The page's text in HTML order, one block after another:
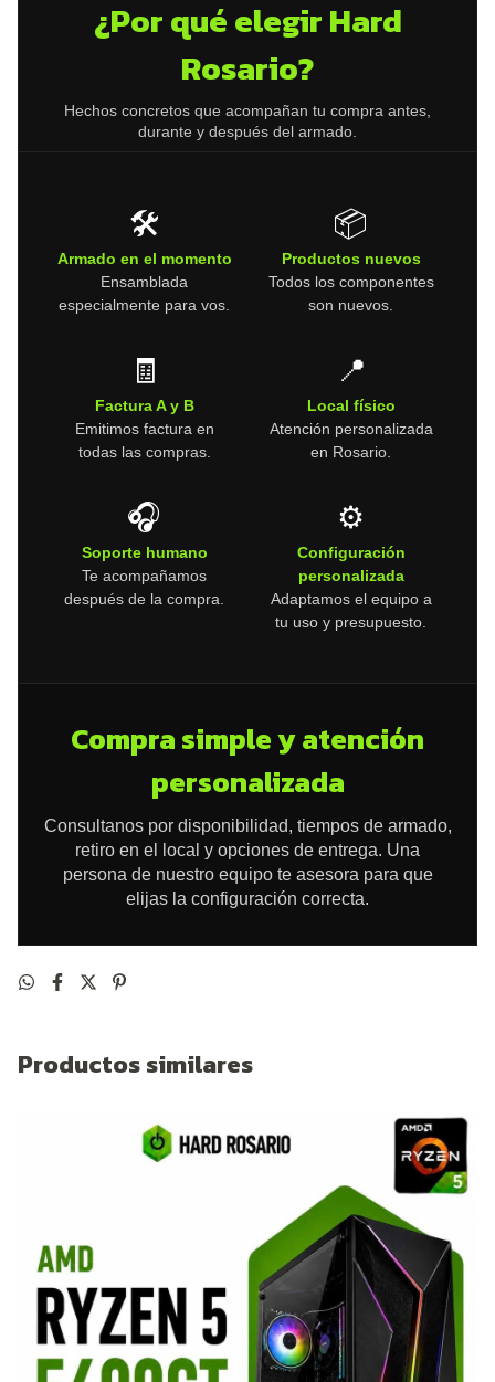
¿Por qué elegir Hard
Rosario?
Hechos concretos que acompañan tu compra antes,
durante y después del armado.
🛠️
Armado en el momento
Ensamblada
especialmente para vos.
📦
Productos nuevos
Todos los componentes
son nuevos.
🧾
Factura A y B
Emitimos factura en
todas las compras.
📍
Local físico
Atención personalizada
en Rosario.
🎧
Soporte humano
Te acompañamos
después de la compra.
⚙️
Configuración
personalizada
Adaptamos el equipo a
tu uso y presupuesto.
Compra simple y atención
personalizada
Consultanos por disponibilidad, tiempos de armado,
retiro en el local y opciones de entrega. Una
persona de nuestro equipo te asesora para que
elijas la configuración correcta.
Productos similares